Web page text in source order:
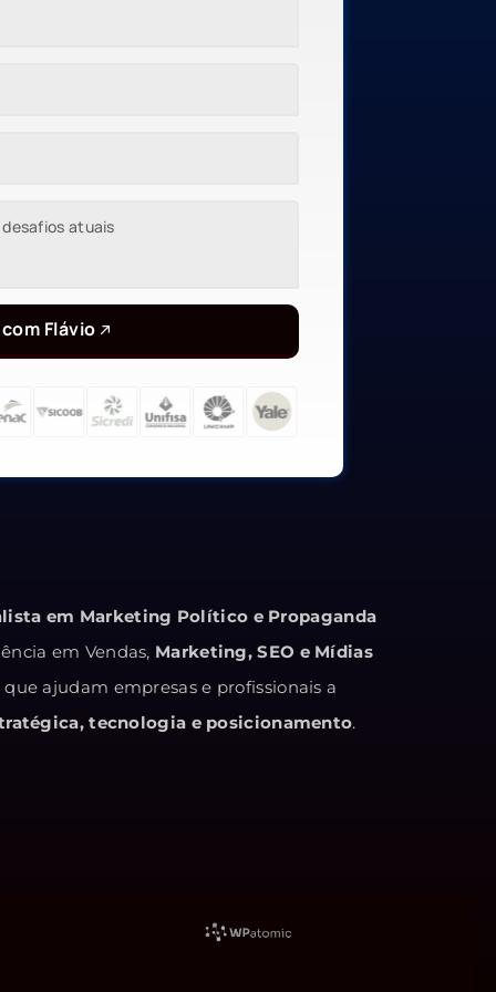
Flávio
em Marketing Político e Propaganda
em Vendas, Marketing, SEO e Mídias
ajudam empresas e profissionais a
tecnologia e posicionamento.